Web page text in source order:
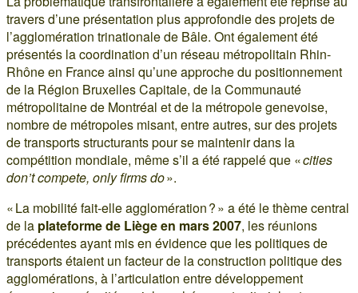
travers d’une présentation plus approfondie des projets de
l’agglomération trinationale de Bâle. Ont également été
présentés la coordination d’un réseau métropolitain Rhin-
Rhône en France ainsi qu’une approche du positionnement
de la Région Bruxelles Capitale, de la Communauté
métropolitaine de Montréal et de la métropole genevoise,
nombre de métropoles misant, entre autres, sur des projets
de transports structurants pour se maintenir dans la
compétition mondiale, même s’il a été rappelé que «cities
don’t compete, only firms do».
« La mobilité fait-elle agglomération ? » a été le thème central
de la plateforme de Liège en mars 2007, les réunions
précédentes ayant mis en évidence que les politiques de
transports étaient un facteur de la construction politique des
agglomérations, à l’articulation entre développement